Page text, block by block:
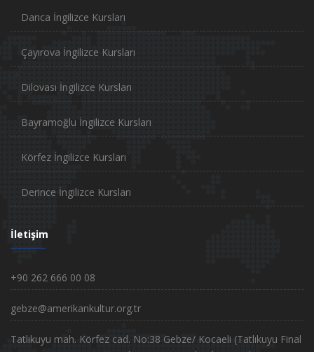
Darıca İngilizce Kursları
Çayırova İngilizce Kursları
Dilovası İngilizce Kursları
Bayramoğlu İngilizce Kursları
Körfez İngilizce Kursları
Derince İngilizce Kursları
İletişim
+90 262 666 00 08
gebze@amerikankultur.org.tr
Tatlıkuyu mah. Körfez cad. No:38 Gebze/ Kocaeli (Tatlıkuyu Final